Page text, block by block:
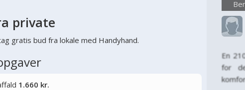
private
gratis bud fra lokale med Handyhand.
1.660 kr.
En
for